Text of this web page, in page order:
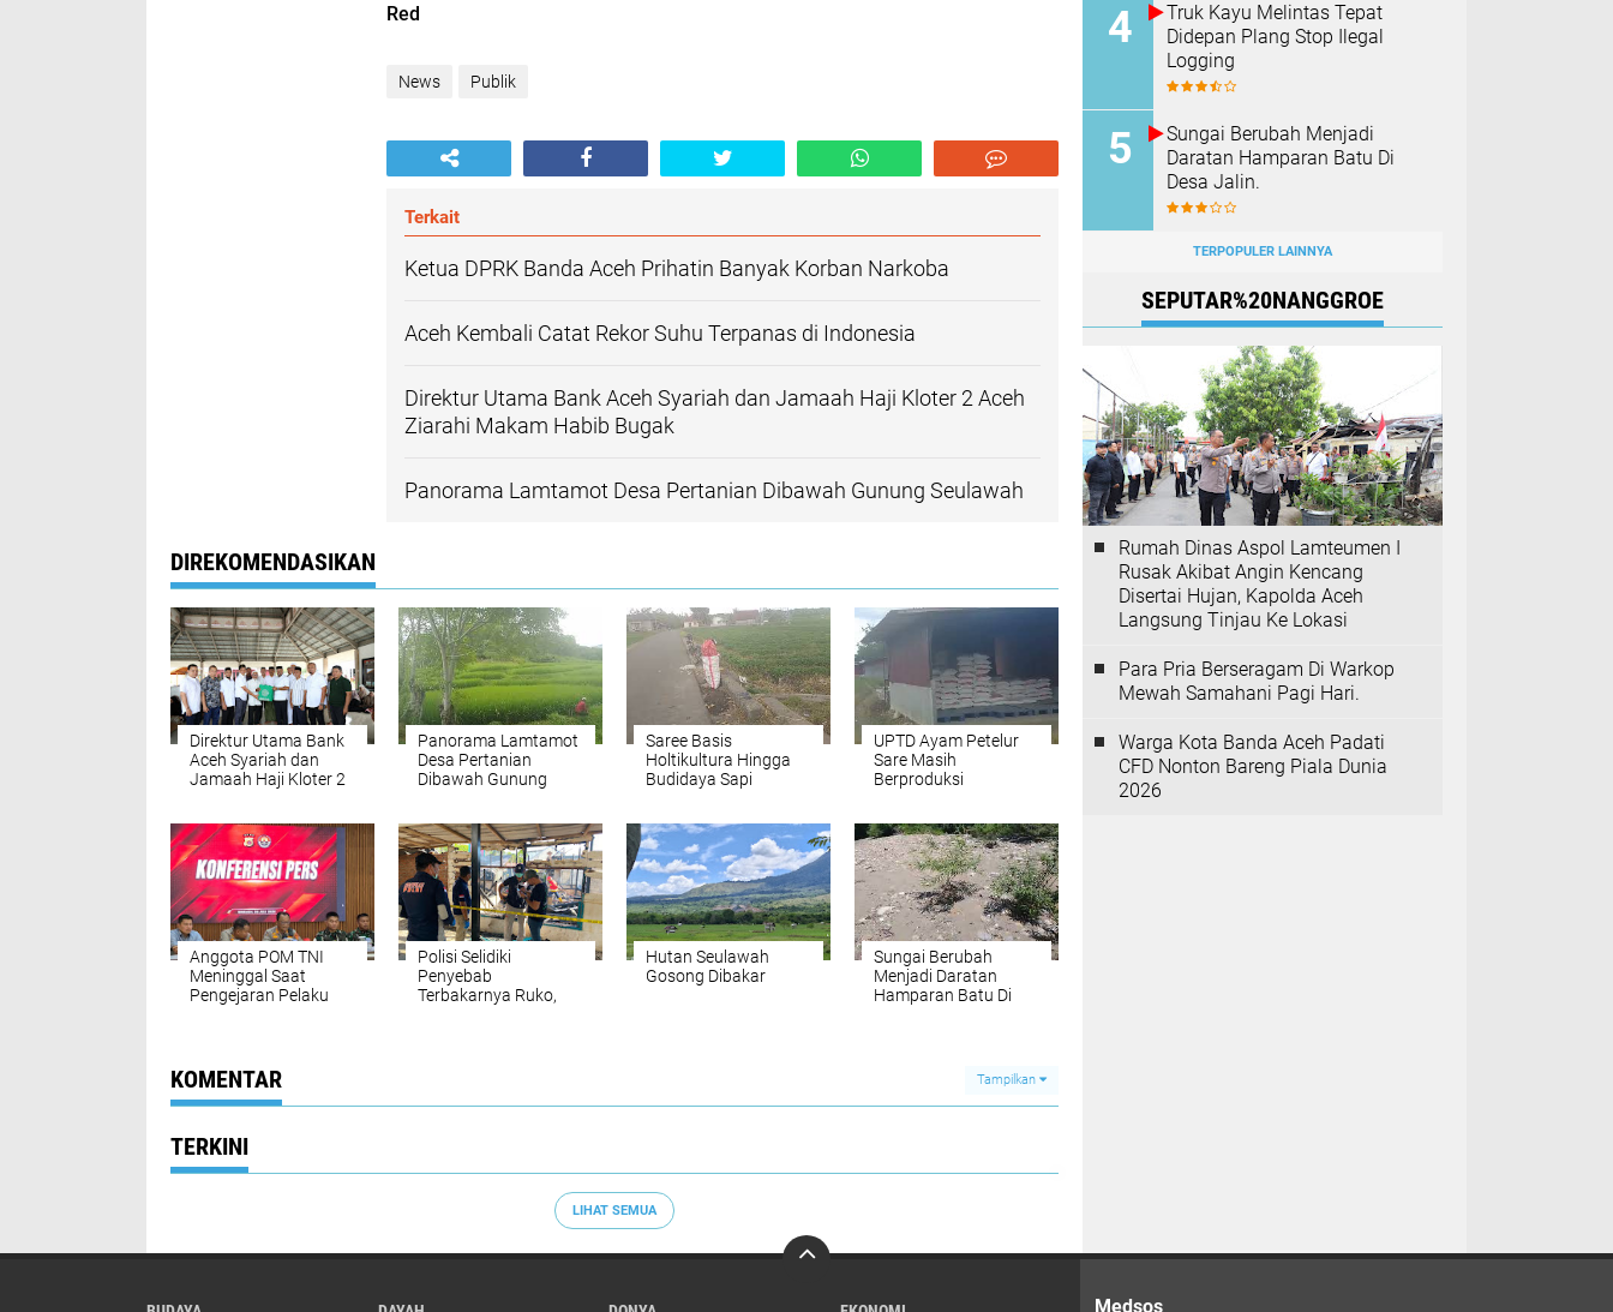
Red
News Publik
Terkait
Ketua DPRK Banda Aceh Prihatin Banyak Korban Narkoba
Aceh Kembali Catat Rekor Suhu Terpanas di Indonesia
Direktur Utama Bank Aceh Syariah dan Jamaah Haji Kloter 2 Aceh
Ziarahi Makam Habib Bugak
Panorama Lamtamot Desa Pertanian Dibawah Gunung Seulawah
DIREKOMENDASIKAN
Direktur Utama Bank
Aceh Syariah dan
Jamaah Haji Kloter 2
Panorama Lamtamot
Desa Pertanian
Dibawah Gunung
Saree Basis
Holtikultura Hingga
Budidaya Sapi
UPTD Ayam Petelur
Sare Masih
Berproduksi
Anggota POM TNI
Meninggal Saat
Pengejaran Pelaku
Polisi Selidiki
Penyebab
Terbakarnya Ruko,
Hutan Seulawah
Gosong Dibakar
Sungai Berubah
Menjadi Daratan
Hamparan Batu Di
KOMENTAR Tampilkan
TERKINI
LIHAT SEMUA
Truk Kayu Melintas Tepat
Didepan Plang Stop Ilegal
Logging
Sungai Berubah Menjadi
Daratan Hamparan Batu Di
Desa Jalin.
TERPOPULER LAINNYA
SEPUTAR%20NANGGROE
Rumah Dinas Aspol Lamteumen I
Rusak Akibat Angin Kencang
Disertai Hujan, Kapolda Aceh
Langsung Tinjau Ke Lokasi
Para Pria Berseragam Di Warkop
Mewah Samahani Pagi Hari.
Warga Kota Banda Aceh Padati
CFD Nonton Bareng Piala Dunia
2026
Medsos